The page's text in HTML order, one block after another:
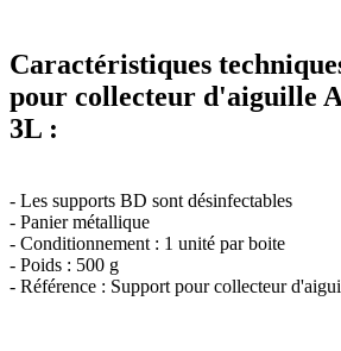
Caractéristiques
pour collecteur d'aiguille
3L :
- Les supports BD sont désinfectables
- Panier métallique
- Conditionnement : 1 unité par boite
- Poids : 500 g
- Référence : Support pour collecteur